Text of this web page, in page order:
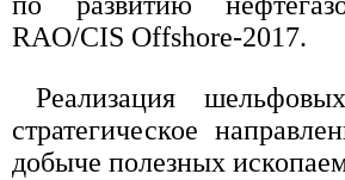
RAO/CIS Offshore-2017.
Реализация
стратегическое
добыче полезных